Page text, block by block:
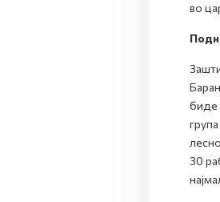
во
биде
30